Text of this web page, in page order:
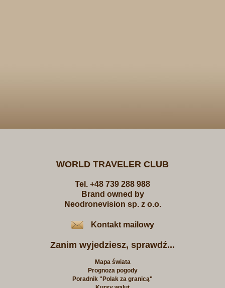
WORLD TRAVELER CLUB
Tel. +48 739 288 988
Brand owned by
Neodronevision sp. z o.o.
Kontakt mailowy
Zanim wyjedziesz, sprawdź...
Mapa świata
Prognoza pogody
Poradnik "Polak za granicą"